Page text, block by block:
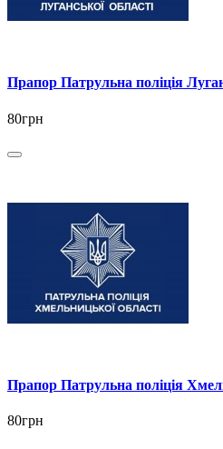
Прапор Патрульна поліція
80грн
Прапор Патрульна поліція
80грн